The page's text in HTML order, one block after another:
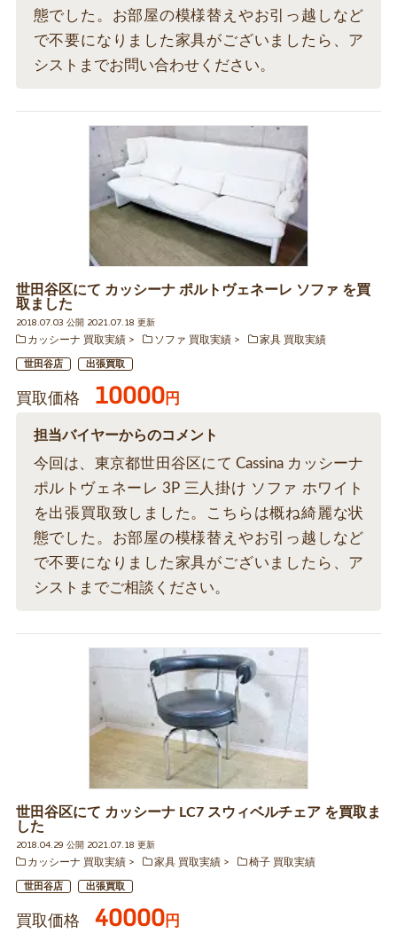
態でした。お部屋の模様替えやお引っ越しなど
で不要になりました家具がございましたら、ア
シストまでお問い合わせください。
世田谷区にて カッシーナ ポルトヴェネーレ ソファ を買
取ました
2018.07.03 公開 2021.07.18 更新
カッシーナ 買取実績
ソファ 買取実績 家具 買取実績
世田谷店 出張買取
買取価格 10000円
担当バイヤーからのコメント
今回は、東京都世田谷区にて Cassina カッシーナ
ポルトヴェネーレ 3P 三人掛け ソファ ホワイト
を出張買取致しました。こちらは概ね綺麗な状
態でした。お部屋の模様替えやお引っ越しなど
で不要になりました家具がございましたら、ア
シストまでご相談ください。
世田谷区にて カッシーナ LC7 スウィベルチェア を買取ま
した
2018.04.29 公開 2021.07.18 更新
カッシーナ 買取実績
家具 買取実績 椅子 買取実績
世田谷店 出張買取
買取価格 40000円